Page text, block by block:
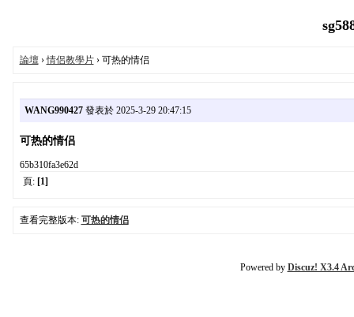
論壇›情侶教學片› 可热的情侣
WANG990427發表於 2025-3-29 20:47:15
可热的情侣
65b310fa3e62d
頁: [1]
查看完整版本: 可热的情侣
Powered by Discuz! X3.4